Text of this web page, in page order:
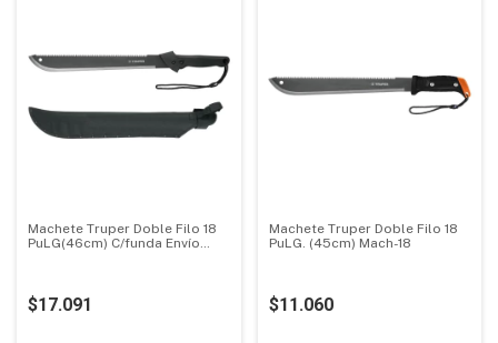
Machete Truper Doble Filo 18
PuLG(46cm) C/funda Envío
$17.091
Machete Truper Doble Filo 18
PuLG. (45cm) Mach-18
$11.060